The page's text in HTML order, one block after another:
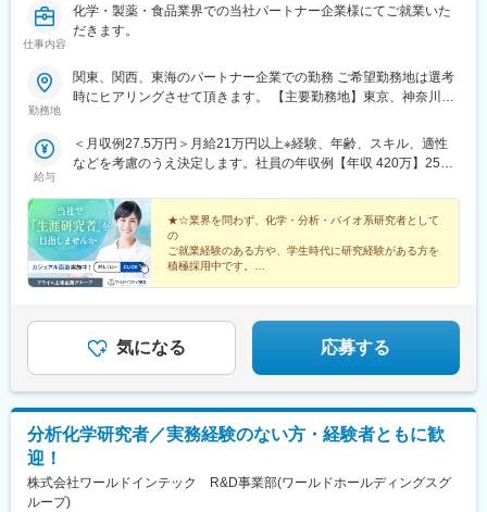
仕事内容
化学・製薬・食品業界での当社パートナー企業様にてご就業いた
だきます。
勤務地
関東、関西、東海のパートナー企業での勤務 ご希望勤務地は選考
時にヒアリングさせて頂きます。 【主要勤務地】東京、神奈川、
岡、愛知＼NEW！エリア制度導入／全国でスキルを伸ばしたい方
も、好きな場所で研究をしたい方も、ご希望をお聞かせくださ
い！詳細は選考時にご案内いたします。
給与
＜月収例27.5万円＞月給21万円以上※経験、年齢、スキル、適性
などを考慮のうえ決定します。社員の年収例【年収 420万】25歳
収 750万】56歳
★☆業界を問わず、化学・分析・バイオ系研究者として
の
ご就業経験のある方や、学生時代に研究経験がある方を
積極採用中です。
ります。★☆
気になる 応募する
分析化学研究者／実務経験のない方・経験者ともに歓
迎！
株式会社ワールドインテック R&D事業部(ワールドホールディングスグ
ループ)